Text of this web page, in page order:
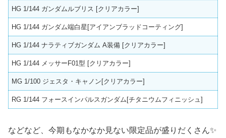
HG 1/144 ガンダムルブリス [クリアカラー]
HG 1/144 ガンダム端白星[アイアンブラッドコーティング]
HG 1/144 ナラティブガンダム A装備 [クリアカラー]
HG 1/144 メッサーF01型 [クリアカラー]
MG 1/100 ジェスタ・キャノン[クリアカラー]
RG 1/144 フォースインパルスガンダム[チタニウムフィニッシュ]
などなど、今期もなかなか見ない限定品が盛りだくさん✨